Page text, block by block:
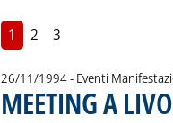
1 2 3
26/11/1994- Eventi
MEETING A